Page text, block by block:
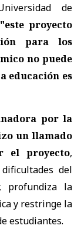
de
"este proyecto
para los
no puede
educación es
por la
un llamado
el proyecto,
del
profundiza la
y restringe la
estudiantes.